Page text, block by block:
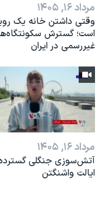
مرداد ۱۶, ۱۴۰۵
وقتی داشتن خانه یک
است؛ گسترش
غیررسمی در ایران
مرداد ۱۶, ۱۴۰۵
آتش‌سوزی جنگلی
ایالت واشنگتن